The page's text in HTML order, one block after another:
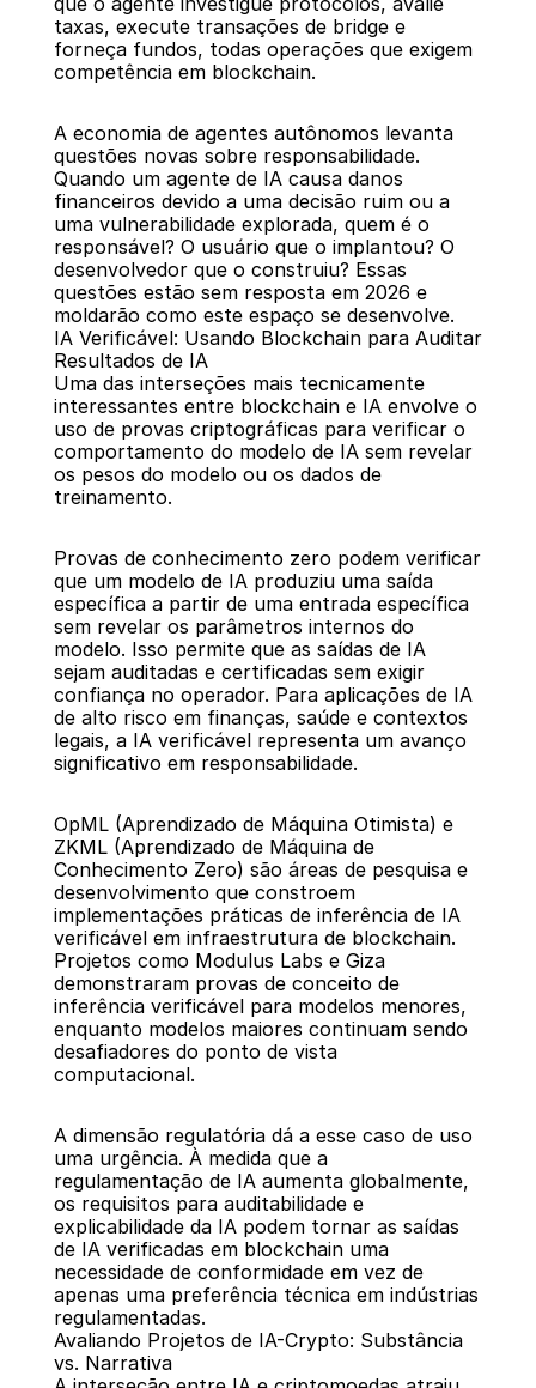
taxas, execute transações de bridge e
forneça fundos, todas operações que exigem
competência em blockchain.
A economia de agentes autônomos levanta
questões novas sobre responsabilidade.
Quando um agente de IA causa danos
financeiros devido a uma decisão ruim ou a
uma vulnerabilidade explorada, quem é o
responsável? O usuário que o implantou? O
desenvolvedor que o construiu? Essas
questões estão sem resposta em 2026 e
moldarão como este espaço se desenvolve.
IA Verificável: Usando Blockchain para Auditar
Resultados de IA
Uma das interseções mais tecnicamente
interessantes entre blockchain e IA envolve o
uso de provas criptográficas para verificar o
comportamento do modelo de IA sem revelar
os pesos do modelo ou os dados de
treinamento.
Provas de conhecimento zero podem verificar
que um modelo de IA produziu uma saída
específica a partir de uma entrada específica
sem revelar os parâmetros internos do
modelo. Isso permite que as saídas de IA
sejam auditadas e certificadas sem exigir
confiança no operador. Para aplicações de IA
de alto risco em finanças, saúde e contextos
legais, a IA verificável representa um avanço
significativo em responsabilidade.
OpML (Aprendizado de Máquina Otimista) e
ZKML (Aprendizado de Máquina de
Conhecimento Zero) são áreas de pesquisa e
desenvolvimento que constroem
implementações práticas de inferência de IA
verificável em infraestrutura de blockchain.
Projetos como Modulus Labs e Giza
demonstraram provas de conceito de
inferência verificável para modelos menores,
enquanto modelos maiores continuam sendo
desafiadores do ponto de vista
computacional.
A dimensão regulatória dá a esse caso de uso
uma urgência. À medida que a
regulamentação de IA aumenta globalmente,
os requisitos para auditabilidade e
explicabilidade da IA podem tornar as saídas
de IA verificadas em blockchain uma
necessidade de conformidade em vez de
apenas uma preferência técnica em indústrias
regulamentadas.
Avaliando Projetos de IA-Crypto: Substância
vs. Narrativa